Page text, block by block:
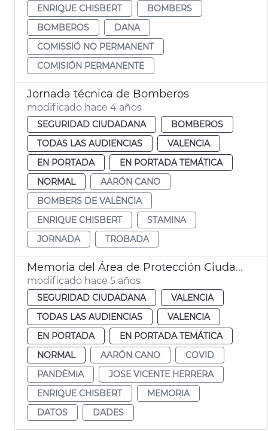
ENRIQUE CHISBERT
BOMBERS
BOMBEROS
DANA
COMISSIÓ NO PERMANENT
COMISIÓN PERMANENTE
Jornada técnica de Bomberos
modificado hace 4 años
SEGURIDAD CIUDADANA
BOMBEROS
TODAS LAS AUDIENCIAS
VALENCIA
EN PORTADA
EN PORTADA TEMÁTICA
NORMAL
AARÓN CANO
BOMBERS DE VALÈNCIA
ENRIQUE CHISBERT
STAMINA
JORNADA
TROBADA
Memoria del Área de Protección Ciudadana
modificado hace 5 años
SEGURIDAD CIUDADANA
VALENCIA
TODAS LAS AUDIENCIAS
VALENCIA
EN PORTADA
EN PORTADA TEMÁTICA
NORMAL
AARÓN CANO
COVID
PANDÈMIA
JOSE VICENTE HERRERA
ENRIQUE CHISBERT
MEMORIA
DATOS
DADES